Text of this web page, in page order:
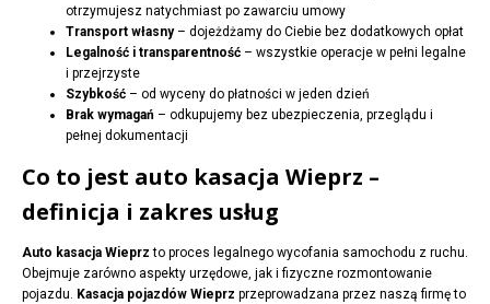
otrzymujesz natychmiast po zawarciu umowy
Transport własny– dojeżdżamy do Ciebie bez dodatkowych opłat
Legalność i transparentność – wszystkie operacje w pełni legalne
i przejrzyste
Szybkość – od wyceny do płatności w jeden dzień
Brak wymagań – odkupujemy bez ubezpieczenia, przeglądu i
pełnej dokumentacji
Co to jest auto kasacja Wieprz –
definicja i zakres usług
Auto kasacja Wieprz to proces legalnego wycofania samochodu z ruchu.
Obejmuje zarówno aspekty urzędowe, jak i fizyczne rozmontowanie
pojazdu. Kasacja pojazdów Wieprz przeprowadzana przez naszą firmę to